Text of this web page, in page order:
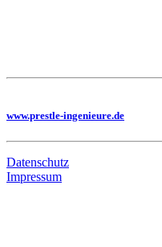
www.prestle-ingenieure.de
Datenschutz
Impressum